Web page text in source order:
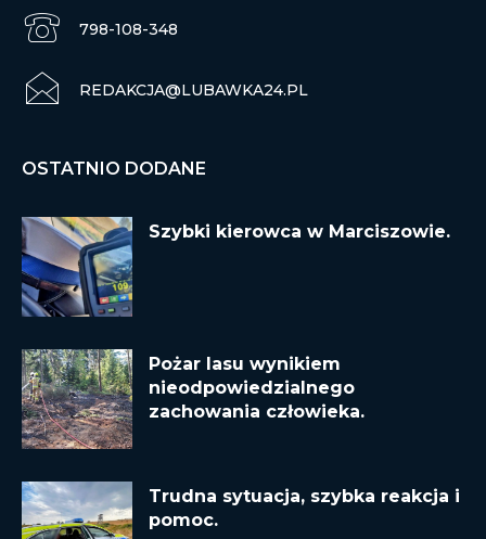
798-108-348
REDAKCJA@LUBAWKA24.PL
OSTATNIO DODANE
Szybki kierowca w Marciszowie.
Pożar lasu wynikiem
nieodpowiedzialnego
zachowania człowieka.
Trudna sytuacja, szybka reakcja i
pomoc.